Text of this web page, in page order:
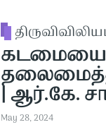
| ஆர்.கே.
May 28, 2024